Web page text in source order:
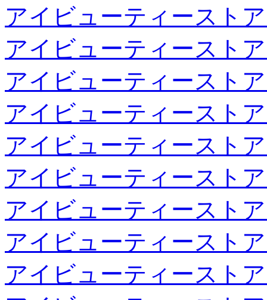
アイビューティースト
アイビューティースト
アイビューティースト
アイビューティースト
アイビューティースト
アイビューティースト
アイビューティースト
アイビューティースト
アイビューティースト